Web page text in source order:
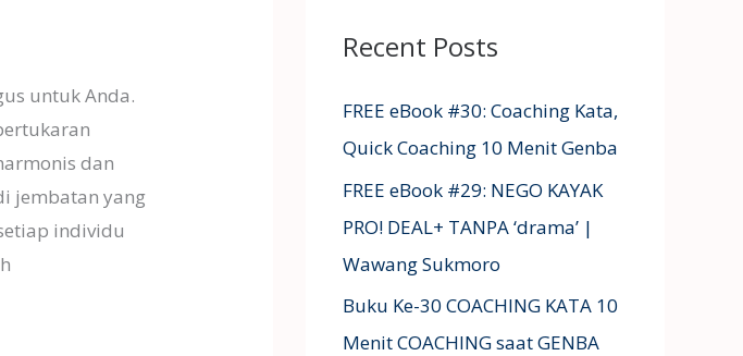
untuk Anda.
dan
jembatan yang
individu
Recent Posts
FREE eBook #30: Coaching Kata,
Quick Coaching 10 Menit Genba
FREE eBook #29: NEGO KAYAK
PRO! DEAL+ TANPA ‘drama’ |
Wawang Sukmoro
Buku Ke-30 COACHING KATA 10
Menit COACHING saat GENBA